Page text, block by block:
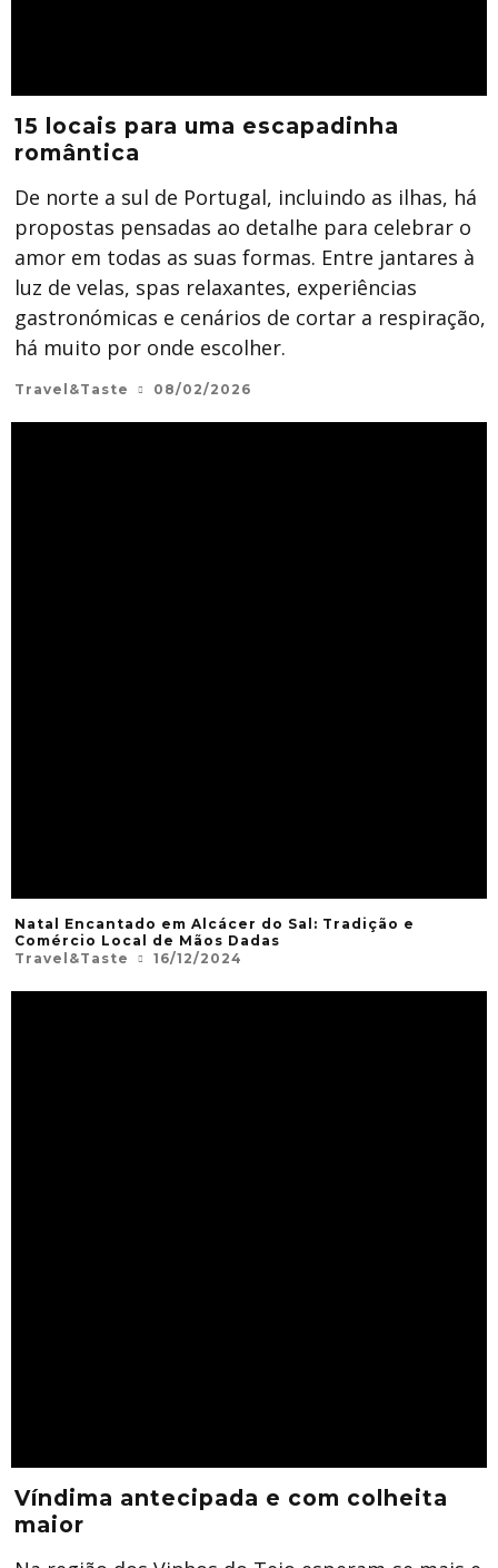
15 locais para uma escapadinha
romântica
De norte a sul de Portugal, incluindo as ilhas, há
propostas pensadas ao detalhe para celebrar o
amor em todas as suas formas. Entre jantares à
luz de velas, spas relaxantes, experiências
gastronómicas e cenários de cortar a respiração,
há muito por onde escolher.
Travel&Taste 08/02/2026
Natal Encantado em Alcácer do Sal: Tradição e
Comércio Local de Mãos Dadas
Travel&Taste
16/12/2024
Víndima antecipada e com colheita
maior